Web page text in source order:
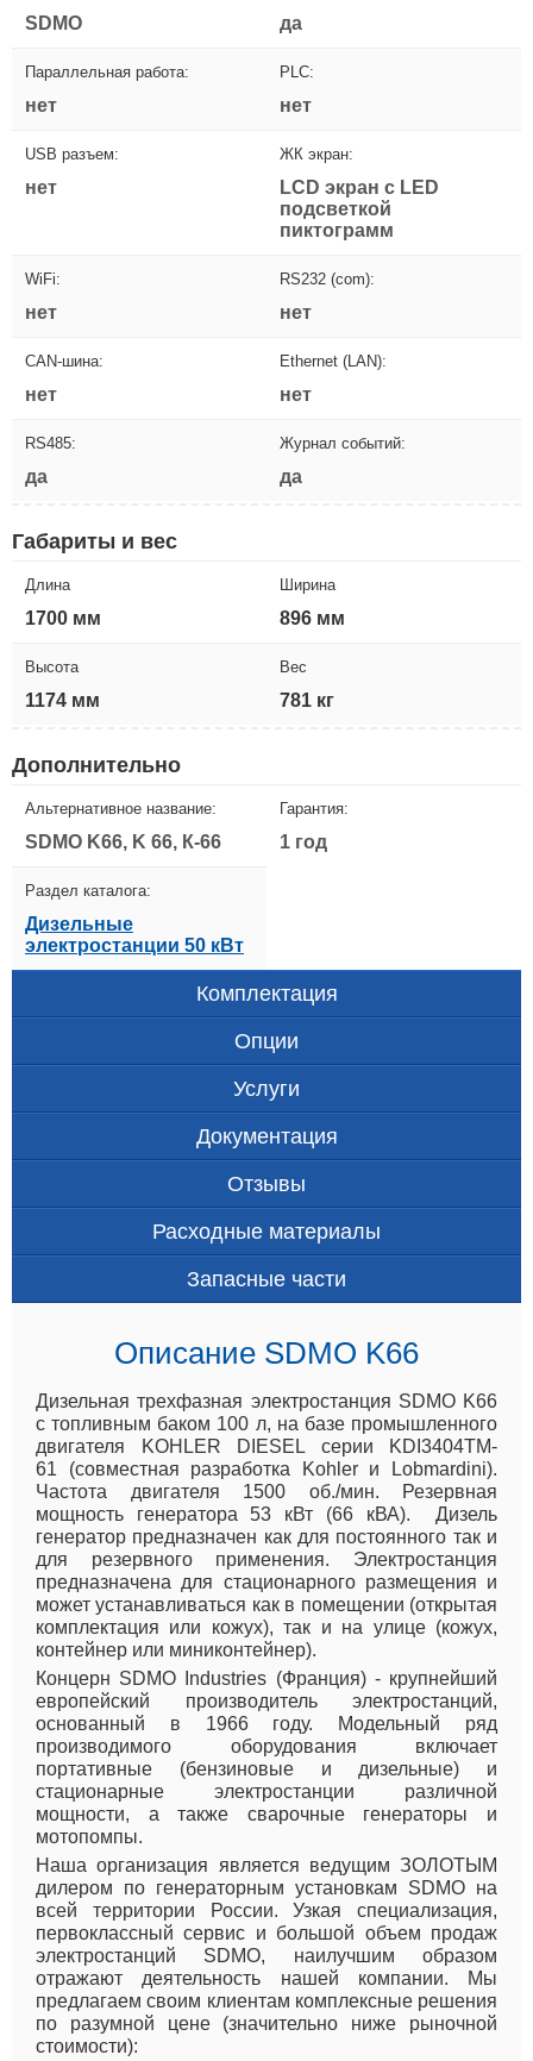
SDMO да
Параллельная работа:
нет
PLC:
нет
USB разъем:
нет
ЖК экран:
LCD экран с LED
подсветкой
пиктограмм
WiFi:
нет
RS232 (com):
нет
CAN-шина:
нет
Ethernet (LAN):
нет
RS485:
да
Журнал событий:
да
Габариты и вес
Длина
1700 мм
Ширина
896 мм
Высота
1174 мм
Вес
781 кг
Дополнительно
Альтернативное название:
SDMO K66, K 66, К-66
Гарантия:
1 год
Раздел каталога:
Дизельные
электростанции 50 кВт
Комплектация
Опции
Услуги
Документация
Отзывы
Расходные материалы
Запасные части
Описание SDMO K66
Дизельная трехфазная электростанция SDMO K66
с топливным баком 100 л, на базе промышленного
двигателя KOHLER DIESEL серии KDI3404TM-
61 (совместная разработка Kohler и Lobmardini).
Частота двигателя 1500 об./мин. Резервная
мощность генератора 53 кВт (66 кВА). Дизель
генератор предназначен как для постоянного так и
для резервного применения. Электростанция
предназначена для стационарного размещения и
может устанавливаться как в помещении (открытая
комплектация или кожух), так и на улице (кожух,
контейнер или миниконтейнер).
Концерн SDMO Industries (Франция) - крупнейший
европейский производитель электростанций,
основанный в 1966 году. Модельный ряд
производимого оборудования включает
портативные (бензиновые и дизельные) и
стационарные электростанции различной
мощности, а также сварочные генераторы и
мотопомпы.
Наша организация является ведущим ЗОЛОТЫМ
дилером по генераторным установкам SDMO на
всей территории России. Узкая специализация,
первоклассный сервис и большой объем продаж
электростанций SDMO, наилучшим образом
отражают деятельность нашей компании. Мы
предлагаем своим клиентам комплексные решения
по разумной цене (значительно ниже рыночной
стоимости):